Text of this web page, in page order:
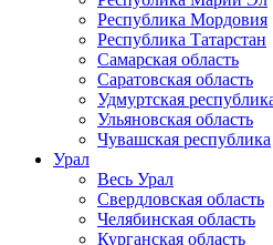
Республика Мордовия
Республика Татарстан
Самарская область
Саратовская область
Удмуртская
Ульяновская область
Чувашская республика
Урал
Весь Урал
Свердловская область
Челябинская область
Курганская область